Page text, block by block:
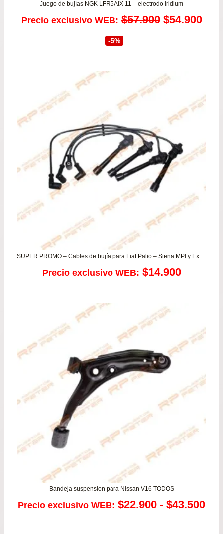
Juego de bujías NGK LFR5AIX 11 – electrodo iridium
Precio exclusivo WEB: $57.900 El
era:
$57.900.
$54.900El
-5%
SUPER PROMO – Cables de bujía para Fiat Palio – Siena MPI y Ex Fire
Precio exclusivo WEB: $14.900
Bandeja suspension para Nissan V16 TODOS
Precio exclusivo WEB: $22.900 - $43.500